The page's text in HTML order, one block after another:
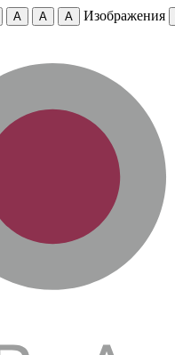
A A A Изображения